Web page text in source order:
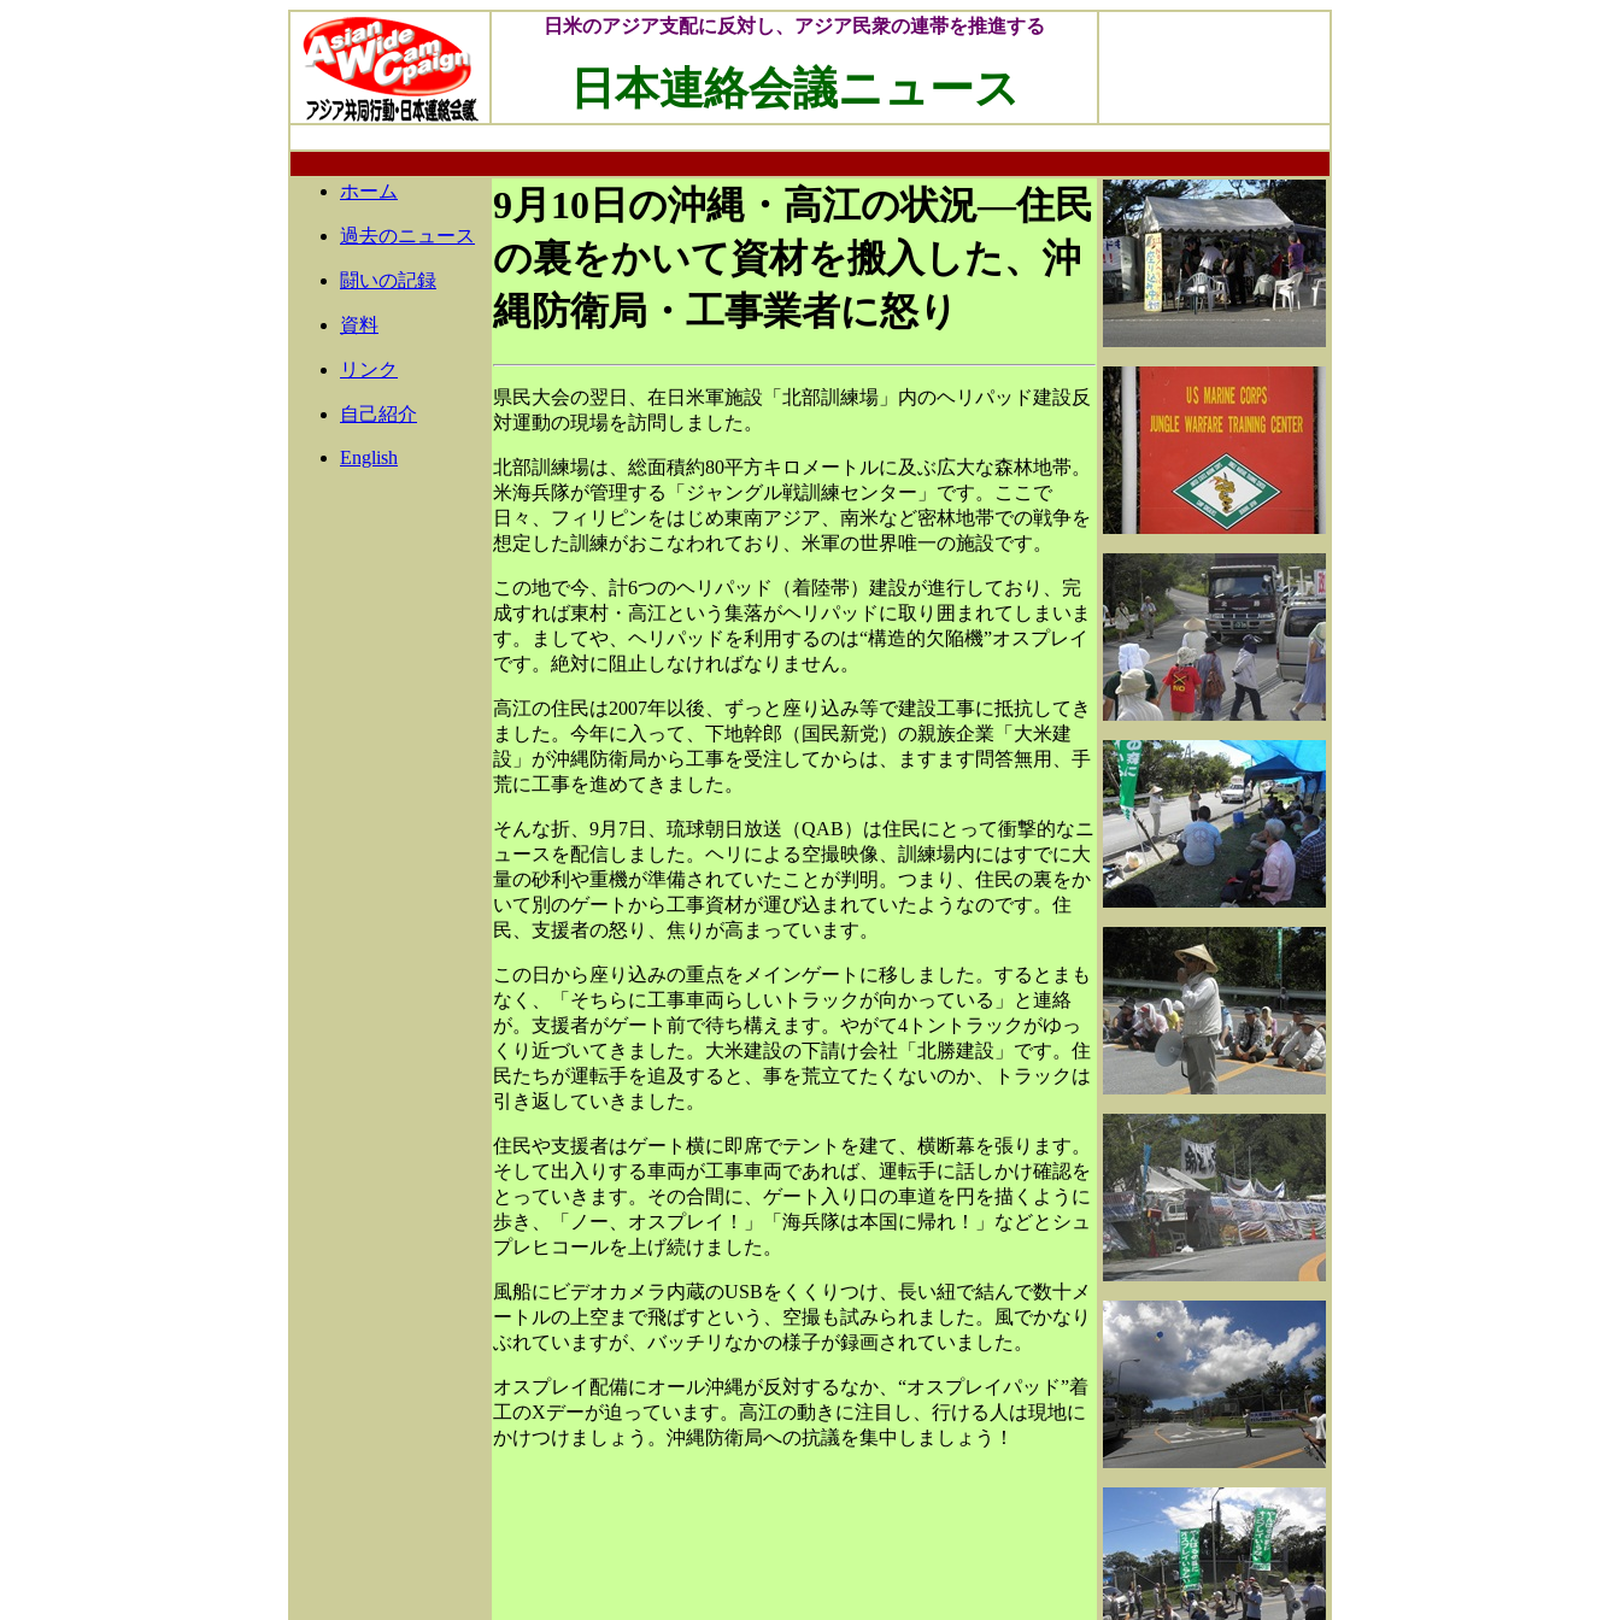
日米のアジア支配に反対し、アジア民衆の連帯を推進する
日本連絡会議ニュース
ホーム
過去のニュース
闘いの記録
資料
リンク
自己紹介
English
9月10日の沖縄・高江の状況―住民
の裏をかいて資材を搬入した、沖
縄防衛局・工事業者に怒り
県民大会の翌日、在日米軍施設「北部訓練場」内のヘリパッド建設反
対運動の現場を訪問しました。
北部訓練場は、総面積約80平方キロメートルに及ぶ広大な森林地帯。
米海兵隊が管理する「ジャングル戦訓練センター」です。ここで
日々、フィリピンをはじめ東南アジア、南米など密林地帯での戦争を
想定した訓練がおこなわれており、米軍の世界唯一の施設です。
この地で今、計6つのヘリパッド（着陸帯）建設が進行しており、完
成すれば東村・高江という集落がヘリパッドに取り囲まれてしまいま
す。ましてや、ヘリパッドを利用するのは“構造的欠陥機”オスプレイ
です。絶対に阻止しなければなりません。
高江の住民は2007年以後、ずっと座り込み等で建設工事に抵抗してき
ました。今年に入って、下地幹郎（国民新党）の親族企業「大米建
設」が沖縄防衛局から工事を受注してからは、ますます問答無用、手
荒に工事を進めてきました。
そんな折、9月7日、琉球朝日放送（QAB）は住民にとって衝撃的なニ
ュースを配信しました。ヘリによる空撮映像、訓練場内にはすでに大
量の砂利や重機が準備されていたことが判明。つまり、住民の裏をか
いて別のゲートから工事資材が運び込まれていたようなのです。住
民、支援者の怒り、焦りが高まっています。
この日から座り込みの重点をメインゲートに移しました。するとまも
なく、「そちらに工事車両らしいトラックが向かっている」と連絡
が。支援者がゲート前で待ち構えます。やがて4トントラックがゆっ
くり近づいてきました。大米建設の下請け会社「北勝建設」です。住
民たちが運転手を追及すると、事を荒立てたくないのか、トラックは
引き返していきました。
住民や支援者はゲート横に即席でテントを建て、横断幕を張ります。
そして出入りする車両が工事車両であれば、運転手に話しかけ確認を
とっていきます。その合間に、ゲート入り口の車道を円を描くように
歩き、「ノー、オスプレイ！」「海兵隊は本国に帰れ！」などとシュ
プレヒコールを上げ続けました。
風船にビデオカメラ内蔵のUSBをくくりつけ、長い紐で結んで数十メ
ートルの上空まで飛ばすという、空撮も試みられました。風でかなり
ぶれていますが、バッチリなかの様子が録画されていました。
オスプレイ配備にオール沖縄が反対するなか、“オスプレイパッド”着
工のXデーが迫っています。高江の動きに注目し、行ける人は現地に
かけつけましょう。沖縄防衛局への抗議を集中しましょう！